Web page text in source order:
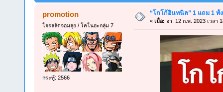
promotion
โจรสลัดจอมลุย / โคโนฮะกลุ่ม 7
กระทู้: 2566
“โกโก้อินทนิล” 1 แถม 1 ทั้
« เมื่อ: อา. 12 ก.พ. 2023 เวลา